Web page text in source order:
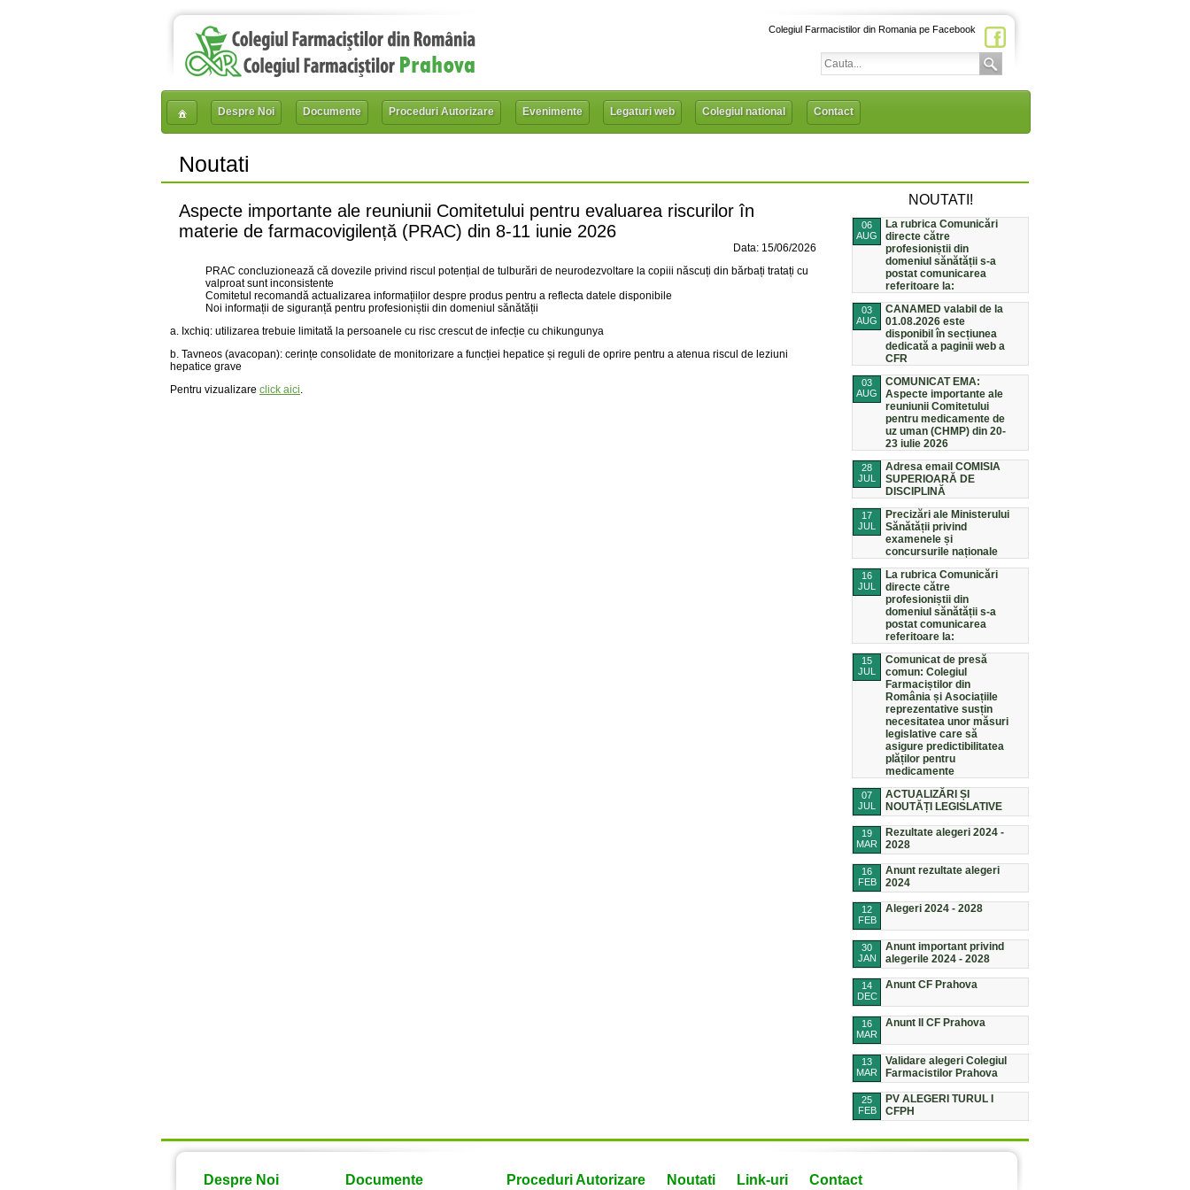
Colegiul Farmacistilor din Romania pe Facebook
Despre Noi Documente Proceduri Autorizare Evenimente Legaturi web Colegiul national Contact
Noutati
Aspecte importante ale reuniunii Comitetului pentru evaluarea riscurilor în
materie de farmacovigilență (PRAC) din 8-11 iunie 2026
Data: 15/06/2026
PRAC concluzionează că dovezile privind riscul potențial de tulburări de neurodezvoltare la copiii născuți din bărbați tratați cu
valproat sunt inconsistente
Comitetul recomandă actualizarea informațiilor despre produs pentru a reflecta datele disponibile
Noi informații de siguranță pentru profesioniștii din domeniul sănătății
a. Ixchiq: utilizarea trebuie limitată la persoanele cu risc crescut de infecție cu chikungunya
b. Tavneos (avacopan): cerințe consolidate de monitorizare a funcției hepatice și reguli de oprire pentru a atenua riscul de leziuni
hepatice grave
Pentru vizualizare click aici.
NOUTATI!
06
AUG
La rubrica Comunicări
directe către
profesioniștii din
domeniul sănătății s-a
postat comunicarea
referitoare la:
03
AUG
CANAMED valabil de la
01.08.2026 este
disponibil în secțiunea
dedicată a paginii web a
CFR
03
AUG
COMUNICAT EMA:
Aspecte importante ale
reuniunii Comitetului
pentru medicamente de
uz uman (CHMP) din 20-
23 iulie 2026
28
JUL
Adresa email COMISIA
SUPERIOARĂ DE
DISCIPLINĂ
17
JUL
Precizări ale Ministerului
Sănătății privind
examenele și
concursurile naționale
16
JUL
La rubrica Comunicări
directe către
profesioniștii din
domeniul sănătății s-a
postat comunicarea
referitoare la:
15
JUL
Comunicat de presă
comun: Colegiul
Farmaciștilor din
România și Asociațiile
reprezentative susțin
necesitatea unor măsuri
legislative care să
asigure predictibilitatea
plăților pentru
medicamente
07
JUL
ACTUALIZĂRI ȘI
NOUTĂȚI LEGISLATIVE
19
MAR
Rezultate alegeri 2024 -
2028
16
FEB
Anunt rezultate alegeri
2024
12
FEB
Alegeri 2024 - 2028
30
JAN
Anunt important privind
alegerile 2024 - 2028
14
DEC
Anunt CF Prahova
16
MAR
Anunt II CF Prahova
13
MAR
Validare alegeri Colegiul
Farmacistilor Prahova
25
FEB
PV ALEGERI TURUL I
CFPH
Despre Noi Documente Proceduri Autorizare Noutati Link-uri Contact